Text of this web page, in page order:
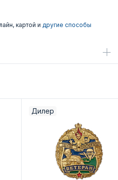
картой и другие способы
Дилер